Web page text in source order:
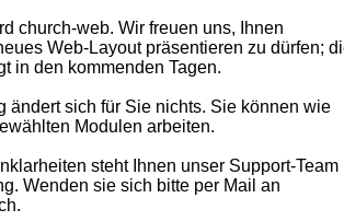
church-web. Wir freuen uns, Ihnen
Web-Layout präsentieren zu dürfen;
in den kommenden Tagen.
ändert sich für Sie nichts. Sie können wie
Modulen arbeiten.
steht Ihnen unser Support-Team
Wenden sie sich bitte per Mail an